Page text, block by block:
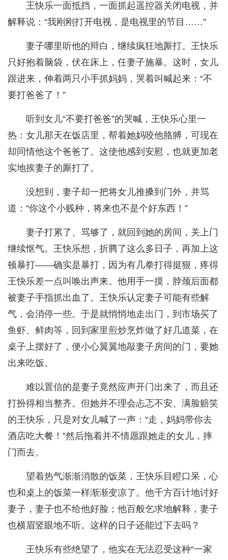
王快乐一面抵挡，一面抓起遥控器关闭电视，并
解释说：“我刚刚打开电视，是电视里的节目……”
妻子哪里听他的辩白，继续疯狂地厮打。王快乐
只好抱着脑袋，伏在床上，任妻子施暴。这时，女儿
跟进来，伸着两只小手抓妈妈，哭着叫喊起来：“不
要打爸爸了！”
听到女儿“不要打爸爸”的哭喊，王快乐心里一
热：女儿那天在饭店里，帮着她妈咬他胳膊，可现在
却同情他这个爸爸了。这使他感到安慰，也就更加老
实地挨妻子的厮打了。
没想到，妻子却一把将女儿推搡到门外，并骂
道：“你这个小贱种，将来也不是个好东西！”
妻子打累了、骂够了，就回到她的房间，关上门
继续怄气。王快乐想，折腾了这么多日子，再加上这
顿暴打——确实是暴打，因为有几拳打得挺狠，疼得
王快乐差一点叫唤出声来。他用手一摸，脖颈后面都
被妻子手指抓出血了。王快乐认定妻子可能有些解
气，会消停一些。于是就悄悄地走出门，到市场买了
鱼虾、鲜肉等，回到家里煎炒烹炸做了好几道菜，在
桌子上摆好了，便小心翼翼地敲妻子房间的门，要她
出来吃饭。
难以置信的是妻子竟然应声开门出来了，而且还
打扮得相当整齐。但她并不理会忐忑不安、满脸赔笑
的王快乐，只是对女儿喊了一声：“走，妈妈带你去
酒店吃大餐！”然后拖着并不情愿跟她走的女儿，摔
门而去。
望着热气渐渐消散的饭菜，王快乐目瞪口呆，心
也和桌上的饭菜一样渐渐变凉了。他千方百计地讨好
妻子，妻子也不给他好脸；他百般乞求地解释，妻子
也横眉竖眼地不听。这样的日子还能过下去吗？
王快乐有些绝望了，他实在无法忍受这种“一家